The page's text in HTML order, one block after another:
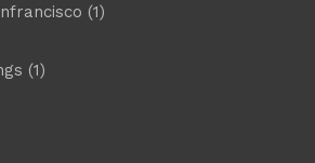
(1)
(1)